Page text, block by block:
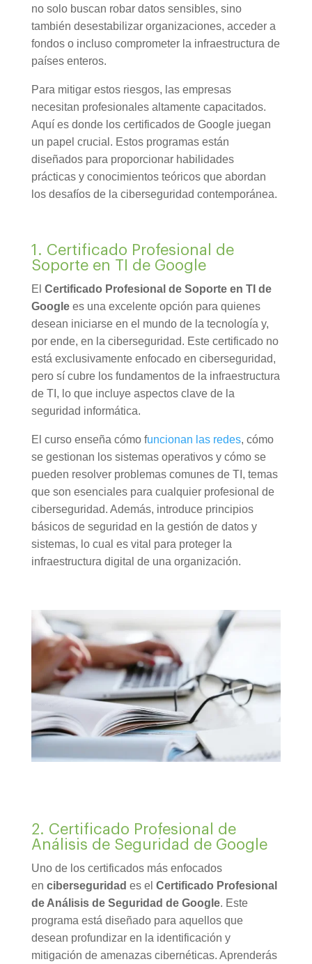
no solo buscan robar datos sensibles, sino
también desestabilizar organizaciones, acceder a
fondos o incluso comprometer la infraestructura de
países enteros.
Para mitigar estos riesgos, las empresas
necesitan profesionales altamente capacitados.
Aquí es donde los certificados de Google juegan
un papel crucial. Estos programas están
diseñados para proporcionar habilidades
prácticas y conocimientos teóricos que abordan
los desafíos de la ciberseguridad contemporánea.
1. Certificado Profesional de
Soporte en TI de Google
El Certificado Profesional de Soporte en TI de
Googlees una excelente opción para quienes
desean iniciarse en el mundo de la tecnología y,
por ende, en la ciberseguridad. Este certificado no
está exclusivamente enfocado en ciberseguridad,
pero sí cubre los fundamentos de la infraestructura
de TI, lo que incluye aspectos clave de la
seguridad informática.
El curso enseña cómo funcionan las redes, cómo
se gestionan los sistemas operativos y cómo se
pueden resolver problemas comunes de TI, temas
que son esenciales para cualquier profesional de
ciberseguridad. Además, introduce principios
básicos de seguridad en la gestión de datos y
sistemas, lo cual es vital para proteger la
infraestructura digital de una organización.
2. Certificado Profesional de
Análisis de Seguridad de Google
Uno de los certificados más enfocados
en ciberseguridad es el Certificado Profesional
de Análisis de Seguridad de Google. Este
programa está diseñado para aquellos que
desean profundizar en la identificación y
mitigación de amenazas cibernéticas. Aprenderás